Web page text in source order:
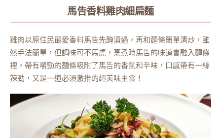
馬告香料雞肉細扁麵
雞肉以原住民最愛香料馬告先醃漬過，再和麵條簡單清炒，雖
然手法簡單，但調味可不馬虎，烹煮時馬告的味道會融入麵條
裡，帶有嚼勁的麵條吸附了馬告的香氣和辛味，口感帶有一絲
辣勁，又是一道必須激推的超美味主食！